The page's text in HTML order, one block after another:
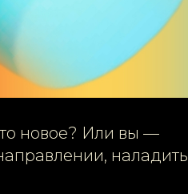
новое? Или вы —
наладить